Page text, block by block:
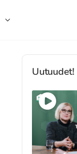
Uutuudet!